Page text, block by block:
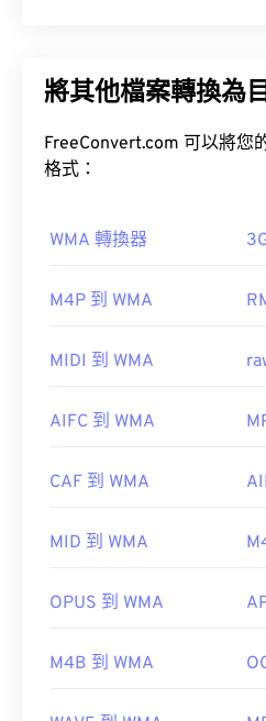
如何開啟 WMV 檔
ASF）檔案。
WMV 也很容易轉換為其他
開發者： 微軟
相關連結：
https://en.wikipedia.org/
編解碼器，也是一種音訊格
Pro、WMA Voice。
Windows Media
如何開啟WMA檔案
Player支援WMA文件，並且
他播放器和程式也支援這種
其他可以開啟 WMA 檔案的
https://
將其他檔案轉換為
FreeConvert.com 可以將您的
格式：
WMA 轉換器
M4P 到 WMA
MIDI 到 WMA
AIFC 到 WMA
CAF 到 WMA
MID 到 WMA
OPUS 到 WMA
M4B 到 WMA